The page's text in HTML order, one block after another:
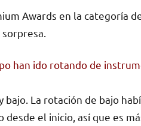
Awards en la categoría
han ido rotando de
La rotación de bajo
el inicio, así que es